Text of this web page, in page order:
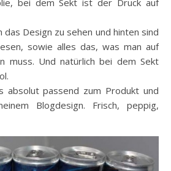
bei dem Sekt ist der Druck auf
Design zu sehen und hinten sind
sowie alles das, was man auf
muss. Und natürlich bei dem Sekt
absolut passend zum Produkt und
Blogdesign. Frisch, peppig,